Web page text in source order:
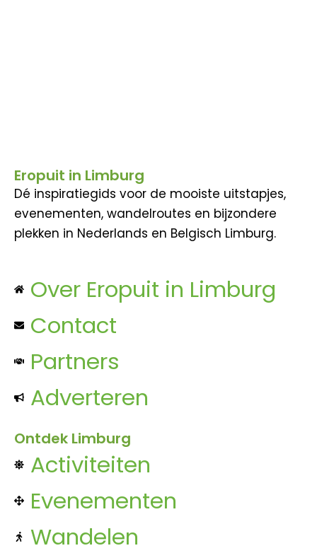
Eropuit in Limburg
Dé inspiratiegids voor de mooiste uitstapjes,
evenementen, wandelroutes en bijzondere
plekken in Nederlands en Belgisch Limburg.
Over Eropuit in Limburg
Contact
Partners
Adverteren
Ontdek Limburg
Activiteiten
Evenementen
Wandelen